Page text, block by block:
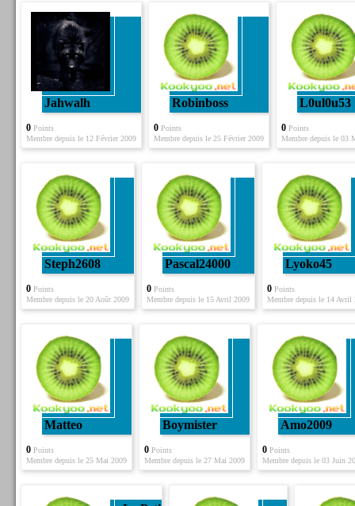
Jahwalh
0Points
Membre depuis le 12 Février 2009
Robinboss
0Points
Membre depuis le 25 Février 2009
L0ul0u53
0Points
Membre depuis le 03
Steph2608
0Points
Membre depuis le 20 Août 2009
Pascal24000
0Points
Membre depuis le 15 Avril 2009
Lyoko45
0Points
Membre depuis le 14 Avril
Matteo
0Points
Membre depuis le 25 Mai 2009
Boymister
0Points
Membre depuis le 27 Mai 2009
Amo2009
0Points
Membre depuis le 03 Juin